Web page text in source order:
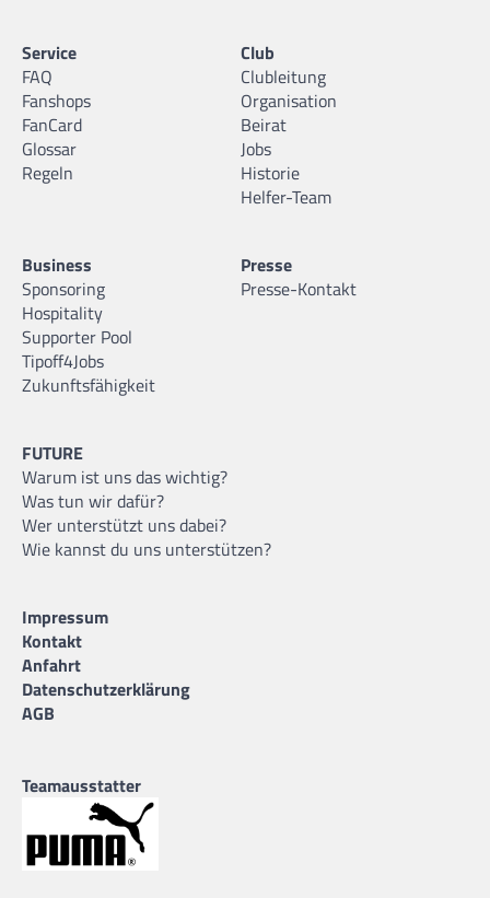
Service
FAQ
Fanshops
FanCard
Glossar
Regeln
Club
Clubleitung
Organisation
Beirat
Jobs
Historie
Helfer-Team
Business
Sponsoring
Hospitality
Supporter Pool
Tipoff4Jobs
Zukunftsfähigkeit
Presse
Presse-Kontakt
FUTURE
Warum ist uns das wichtig?
Was tun wir dafür?
Wer unterstützt uns dabei?
Wie kannst du uns unterstützen?
Impressum
Kontakt
Anfahrt
Datenschutzerklärung
AGB
Teamausstatter